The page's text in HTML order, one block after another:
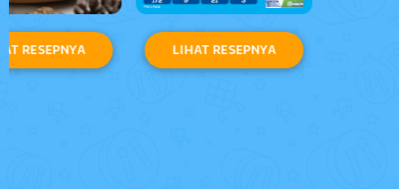
LIHAT RESEPNYA